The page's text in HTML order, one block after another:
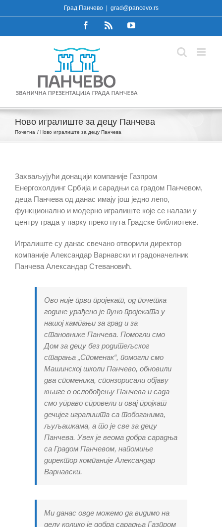
to
Град Панчево grad@pancevo.rs
FacebookRss YouTube
Ново игралиште за децу Панчева
Почетна Ново игралиште за децу Панчева
Захваљујући донацији компаније Газпром
Енергохолдинг Србија и сарадњи са градом Панчевом,
деца Панчева од данас имају још једно лепо,
функционално и модерно игралиште које се налази у
центру града у парку преко пута Градске библиотеке.
Игралиште су данас свечано отворили директор
компаније Александар Варнавски и градоначелник
Панчева Александар Стевановић.
Ово није први пројекат, од почетка
године урађено је пуно пројеката у
нашој кампањи за град и за
становнике Панчева. Помогли смо
Дом за децу без родитељског
старања „Споменак“, помогли смо
Машинској школи Панчево, обновили
два споменика, спонзорисали објаву
књиге о ослобођењу Панчева и сада
смо управо спровели и овај пројкат
дечијег игралишта са тобоганима,
љуљашкама, а то је све за децу
Панчева. Увек је веома добра сарадња
са Градом Панчевом, напомиње
директор компаније Александар
Варнавски.
Ми данас овде можемо да видимо на
делу колико је добра сарадња Газпром